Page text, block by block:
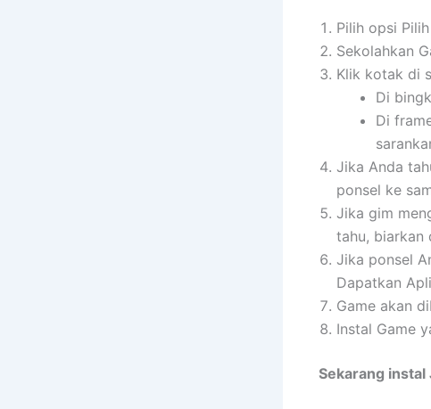
Pilih opsi
Sekolahkan
Klik kotak di
Di
Di
Jika Anda
ponsel ke
Jika gim
tahu, biarkan
Jika ponsel
Dapatkan
Game akan
Instal Game
Sekarang instal